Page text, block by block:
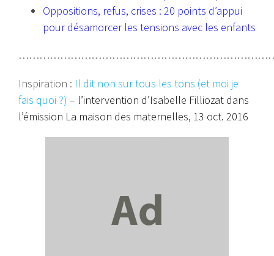
Oppositions, refus, crises : 20 points d’appui
pour désamorcer les tensions avec les enfants
Inspiration : Il dit non sur tous les tons (et moi je
fais quoi ?) – l’intervention d’Isabelle Filliozat dans
l’émission La maison des maternelles, 13 oct. 2016